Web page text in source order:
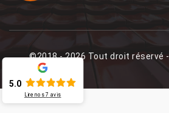
©2018 - 2026 Tout droit réservé -
5.0
Lire nos 7 avis